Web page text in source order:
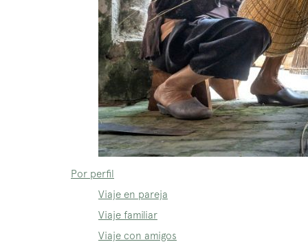
Por perfil
Viaje en pareja
Viaje familiar
Viaje con amigos